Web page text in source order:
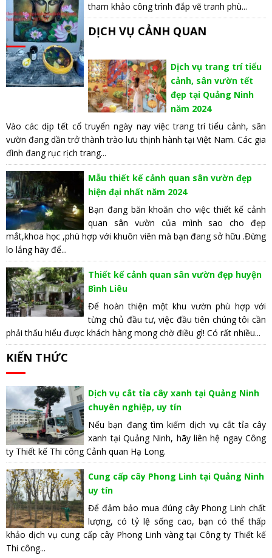
tham khảo công trình đắp vẽ tranh phù...
DỊCH VỤ CẢNH QUAN
Dịch vụ trang trí tiểu
cảnh, sân vườn tết
đẹp tại Quảng Ninh
năm 2024
Vào các dịp tết cổ truyển ngày nay việc trang trí tiểu cảnh, sân
vườn đang dần trở thành trào lưu thịnh hành tại Việt Nam. Các gia
đình đang rục rịch trang...
Mẫu thiết kế cảnh quan sân vườn đẹp
hiện đại nhất năm 2024
Bạn đang băn khoăn cho việc thiết kế cảnh
quan sân vườn của mình sao cho đẹp
mắt,khoa học ,phù hợp với khuôn viên mà bạn đang sở hữu .Đừng
lo lắng hãy để...
Thiết kế cảnh quan sân vườn đẹp huyện
Bình Liêu
Để hoàn thiện một khu vườn phù hợp với
từng chủ đầu tư, việc đầu tiên chúng tôi cần
phải thấu hiểu được khách hàng mong chờ điều gì! Có rất nhiều...
KIẾN THỨC
Dịch vụ cắt tỉa cây xanh tại Quảng Ninh
chuyên nghiệp, uy tín
Nếu bạn đang tìm kiếm dịch vụ cắt tỉa cây
xanh tại Quảng Ninh, hãy liên hệ ngay Công
ty Thiết kế Thi công Cảnh quan Hạ Long.
Cung cấp cây Phong Linh tại Quảng Ninh
uy tín
Để đảm bảo mua đúng cây Phong Linh chất
lượng, có tỷ lệ sống cao, bạn có thể thấp
khảo dịch vụ cung cấp cây Phong Linh vàng tại Công ty Thiết kế
Thi công...